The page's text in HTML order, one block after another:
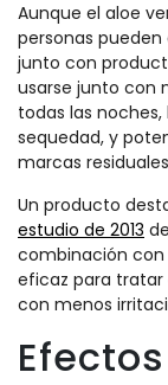
Aunque el aloe
personas
junto con
usarse junto con
todas las
sequedad, y
marcas
Un producto
estudio de 2013
combinación
eficaz para tratar
con menos